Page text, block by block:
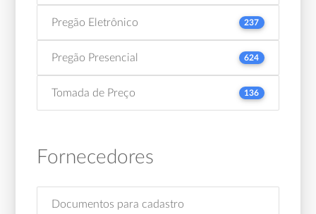
Pregão Eletrônico 237
Pregão Presencial 624
Tomada de Preço 136
Fornecedores
Documentos para cadastro